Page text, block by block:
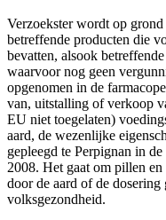
Verzoekster wordt op
betreffende producten die
bevatten, alsook
waarvoor nog geen
opgenomen in de
van, uitstalling of verkoop
EU niet toegelaten)
aard, de wezenlijke
gepleegd te Perpignan in
2008. Het gaat om pillen
door de aard of de
volksgezondheid.